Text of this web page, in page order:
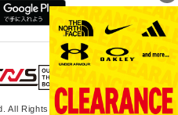
All Rights Reserved.